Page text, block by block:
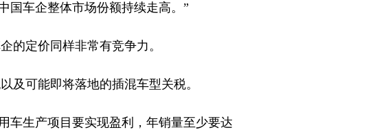
国车企整体市场份额持续走高。”
的定价同样非常有竞争力。
及可能即将落地的插混车型关税。
车生产项目要实现盈利，年销量至少要达